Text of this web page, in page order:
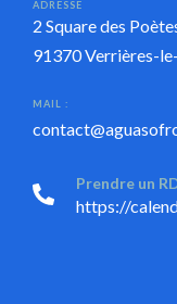
ADRESSE
2 Square des
91370 Verrières-
MAIL :
Prendre un
https://